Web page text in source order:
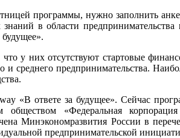
программы, нужно заполнить
в области
у них отсутствуют стартовые
и среднего предпринимательства.
«В ответе за будущее». Сейчас
«Федеральная
Минэкономразвития России в
предпринимательской